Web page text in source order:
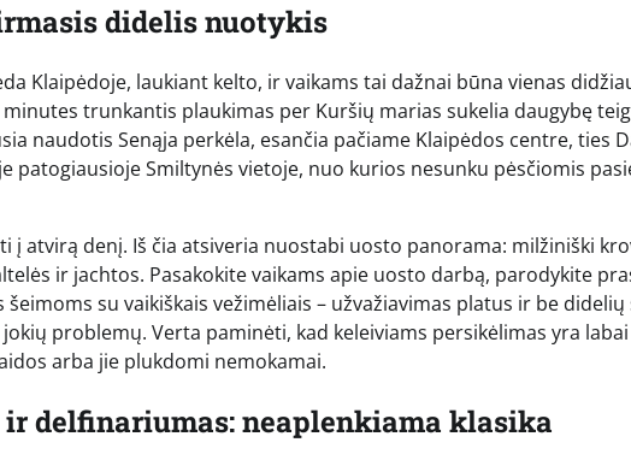
didelis nuotykis
Klaipėdoje, laukiant kelto, ir vaikams tai dažnai būna vienas
trunkantis plaukimas per Kuršių marias sukelia daugybę
naudotis Senąja perkėla, esančia pačiame Klaipėdos centre, ties
patogiausioje Smiltynės vietoje, nuo kurios nesunku pėsčiomis
į atvirą denį. Iš čia atsiveria nuostabi uosto panorama: milžiniški
ir jachtos. Pasakokite vaikams apie uosto darbą, parodykite
su vaikiškais vežimėliais – užvažiavimas platus ir be
problemų. Verta paminėti, kad keleiviams persikėlimas yra
arba jie plukdomi nemokamai.
delfinariumas: neaplenkiama klasika